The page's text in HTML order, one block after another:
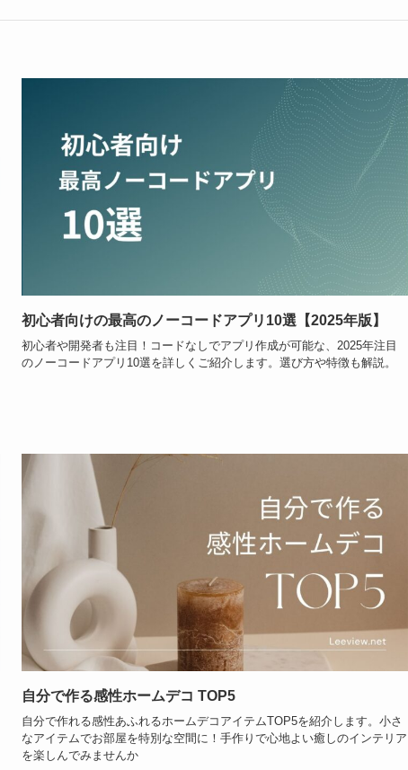
初心者向けの最高のノーコードアプリ10選【2025年版】
初心者や開発者も注目！コードなしでアプリ作成が可能な、2025年注目
のノーコードアプリ10選を詳しくご紹介します。選び方や特徴も解説。
自分で作る感性ホームデコ TOP5
自分で作れる感性あふれるホームデコアイテムTOP5を紹介します。小さ
なアイテムでお部屋を特別な空間に！手作りで心地よい癒しのインテリア
を楽しんでみませんか